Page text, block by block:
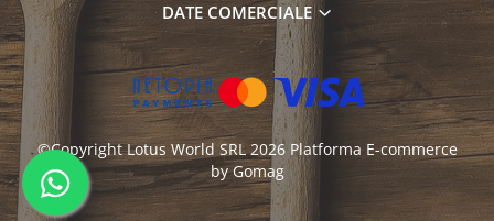
DATE COMERCIALE
©Copyright Lotus World SRL 2026 Platforma E-commerce
by Gomag